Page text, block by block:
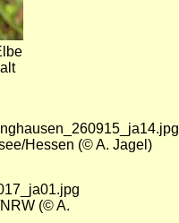
Hessen (© A. Jagel)
(© A.